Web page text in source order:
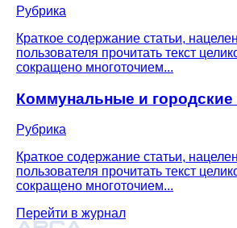
Рубрика
Краткое содержание статьи,
пользователя прочитать текст
сокращено многоточием...
Коммунальные и
Рубрика
Краткое содержание статьи,
пользователя прочитать текст
сокращено многоточием...
Перейти в журнал